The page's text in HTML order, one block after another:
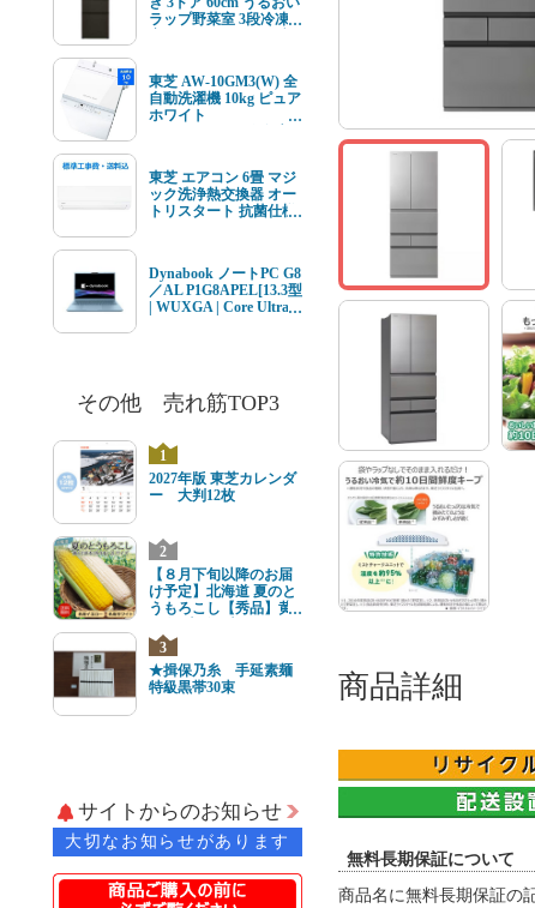
商品詳細
無料長期保証について
商品名に無料長期保証の
ラップ野菜室 3段冷凍
東芝 AW-10GM3(W) 全
自動洗濯機 10kg ピュア
ホワイト
東芝 エアコン 6畳 マジ
ック洗浄熱交換器 オー
トリスタート 抗菌仕様
ル 標準工事費込 単相
100V 15Aタイプ
Dynabook ノートPC G8
／AL P1G8APEL[13.3型
| WUXGA | Core Ultra 7
その他 売れ筋TOP3
1
2027年版 東芝カレンダ
ー 大判12枚
2
【８月下旬以降のお届
け予定】北海道 夏のと
うもろこし【秀品】黄
ズ3
★揖保乃糸 手延素麺
特級黒帯30束
サイトからのお知らせ
大切なお知らせがあります